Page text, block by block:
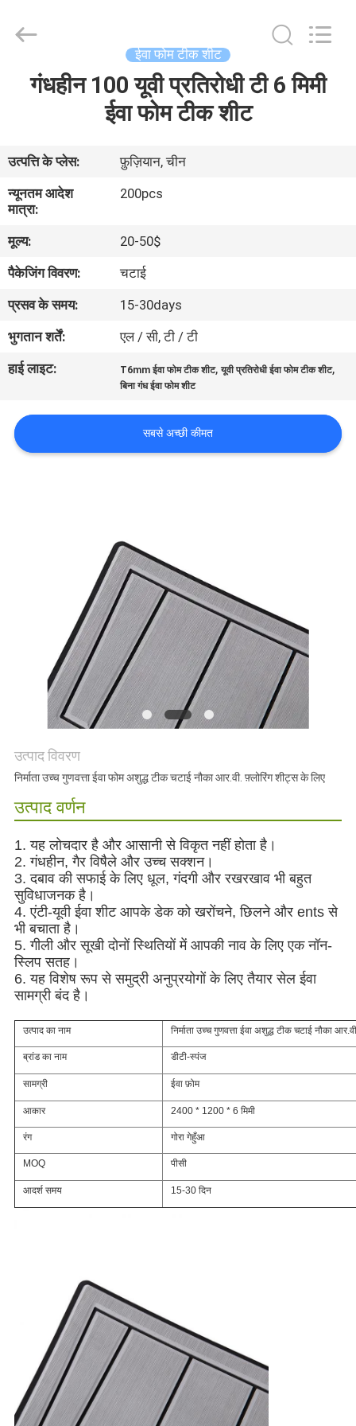
वीडियो
हमारे
बारे
में
कारखाना
भ्रमण
गुणवत्ता
नियंत्रण
उद्धरण
अनुरोध
करें
साइटमैप
PRIVACY
POLICY
Co.,Ltd.
ईवा फोम टीक शीट
गंधहीन 100 यूवी प्रतिरोधी टी 6 मिमी
ईवा फोम टीक शीट
उत्पत्ति के प्लेस:
फ़ुज़ियान, चीन
न्यूनतम आदेश
मात्रा:
200pcs
मूल्य:
20-50$
पैकेजिंग विवरण:
चटाई
प्रसव के समय:
15-30days
भुगतान शर्तें:
एल / सी, टी / टी
हाई लाइट:
T6mm ईवा फोम टीक शीट,यूवी प्रतिरोधी ईवा फोम टीक शीट,
बिना गंध ईवा फोम शीट
सबसे अच्छी कीमत
उत्पाद विवरण
निर्माता उच्च गुणवत्ता ईवा फोम अशुद्ध टीक चटाई नौका आर.वी. फ़्लोरिंग शीट्स के लिए
उत्पाद वर्णन
1. यह लोचदार है और आसानी से विकृत नहीं होता है।
2. गंधहीन, गैर विषैले और उच्च सक्शन।
3. दबाव की सफाई के लिए धूल, गंदगी और रखरखाव भी बहुत
सुविधाजनक है।
4. एंटी-यूवी ईवा शीट आपके डेक को खरोंचने, छिलने और ents से
भी बचाता है।
5. गीली और सूखी दोनों स्थितियों में आपकी नाव के लिए एक नॉन-
स्लिप सतह।
6. यह विशेष रूप से समुद्री अनुप्रयोगों के लिए तैयार सेल ईवा
सामग्री बंद है।
उत्पाद का नाम निर्माता उच्च गुणवत्ता ईवा अशुद्ध टीक चटाई नौका
ब्रांड का नाम डीटी-स्पंज
सामग्री ईवा फ़ोम
आकार 2400 * 1200 * 6 मिमी
रंग गोरा गेहुँआ
MOQ पीसी
आदर्श समय 15-30 दिन